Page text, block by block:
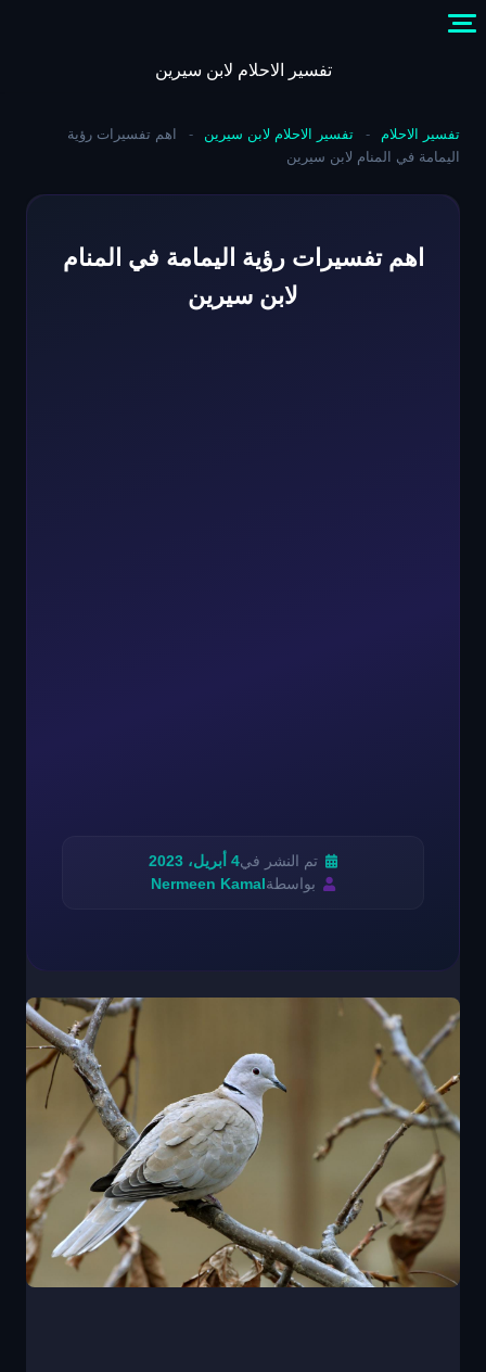
content
تفسير الاحلام لابن سيرين
تفسير الاحلام - تفسير الاحلام لابن سيرين -
اهم تفسيرات رؤية
اليمامة في المنام لابن سيرين
اهم تفسيرات رؤية اليمامة في المنام
لابن سيرين
تم النشر في4 أبريل، 2023
بواسطة Nermeen Kamal